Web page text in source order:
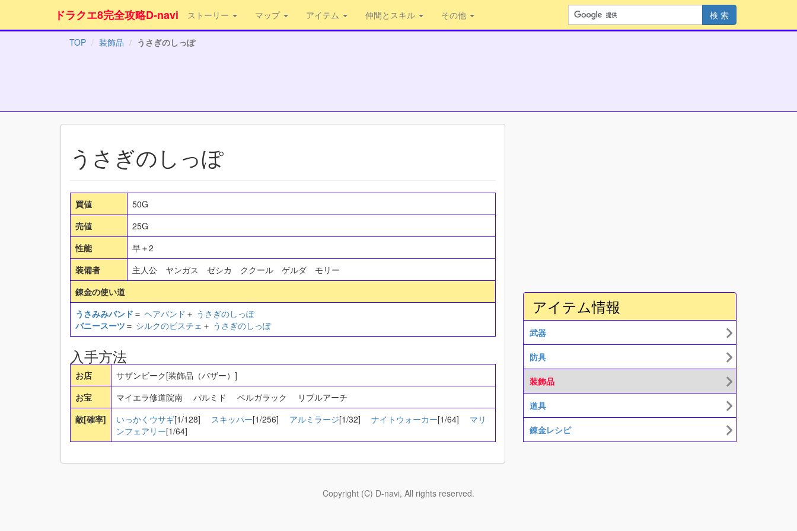
ドラクエ8完全攻略D-navi ストーリー マップ アイテム 仲間とスキル その他
TOP 装飾品 うさぎのしっぽ
うさぎのしっぽ
買値
50G
売値
25G
性能
早＋2
装備者
主人公 ヤンガス ゼシカ ククール ゲルダ モリー
錬金の使い道
うさみみバンド ＝ ヘアバンド ＋ うさぎのしっぽ
バニースーツ ＝ シルクのビスチェ ＋ うさぎのしっぽ
入手方法
お店
サザンビーク[装飾品（バザー）]
お宝
マイエラ修道院南 パルミド ベルガラック リブルアーチ
敵[確率]
いっかくウサギ[1/128] スキッパー[1/256] アルミラージ[1/32] ナイトウォーカー[1/64] マリ
ンフェアリー[1/64]
アイテム情報
武器
防具
装飾品
道具
錬金レシピ
Copyright (C) D-navi, All rights reserved.